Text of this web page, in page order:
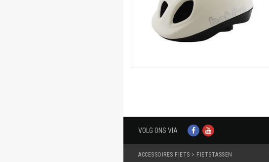
VOLG ONS VIA
ACCESSOIRES FIETS > FIETSTASSEN